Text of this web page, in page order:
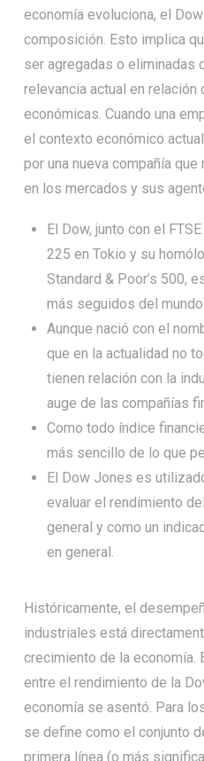
economía evoluciona, el
composición. Esto implica
ser agregadas o eliminadas
relevancia actual en relación
económicas. Cuando una
el contexto económico
por una nueva compañía
en los mercados y sus
El Dow, junto con el
225 en Tokio y su
Standard & Poor’s 500,
más seguidos del
Aunque nació con el
que en la actualidad no
tienen relación con la
auge de las compañías
Como todo índice
más sencillo de lo que
El Dow Jones es
evaluar el rendimiento
general y como un
en general.
Históricamente, el
industriales está
crecimiento de la economía.
entre el rendimiento de la
economía se asentó. Para
se define como el conjunto
primera línea (o más